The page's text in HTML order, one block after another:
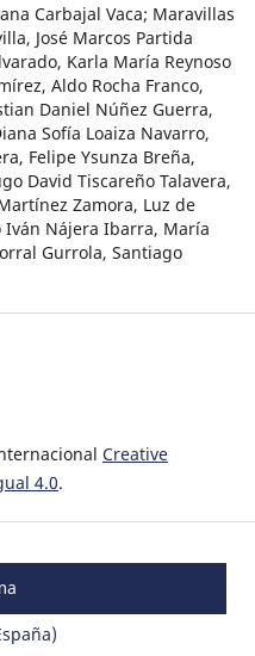
Carbajal Vaca; Maravillas
José Marcos Partida
Karla María Reynoso
Aldo Rocha Franco,
Daniel Núñez Guerra,
Sofía Loaiza Navarro,
Felipe Ysunza Breña,
David Tiscareño Talavera,
Zamora, Luz de
Iván Nájera Ibarra, María
Gurrola, Santiago
Creative
4.0.